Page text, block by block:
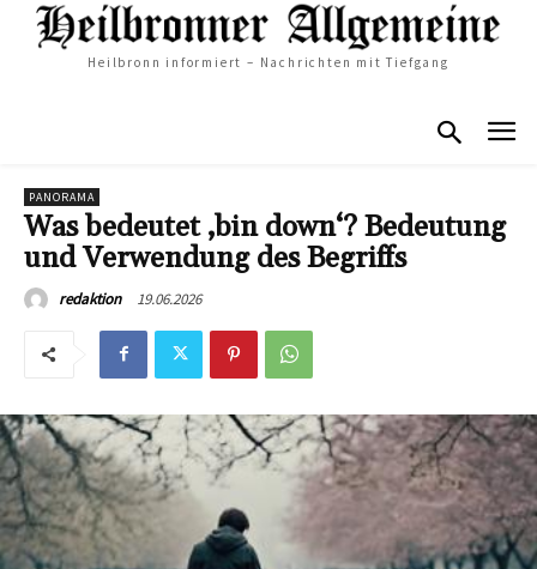
Heilbronn informiert – Nachrichten mit Tiefgang
PANORAMA
Was bedeutet ‚bin down‘? Bedeutung
und Verwendung des Begriffs
redaktion 19.06.2026